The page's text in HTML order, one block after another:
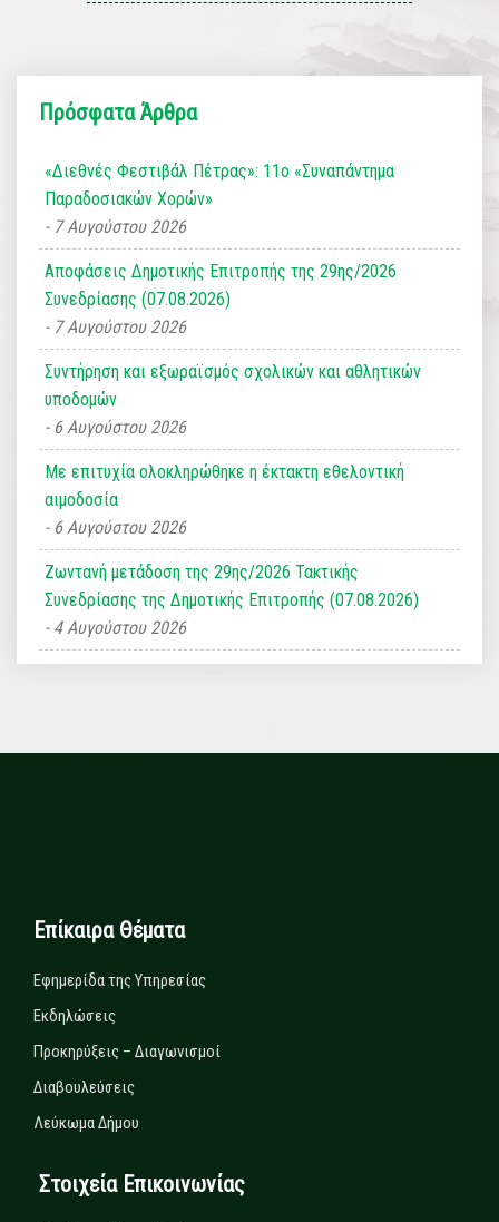
Πρόσφατα Άρθρα
«Διεθνές Φεστιβάλ Πέτρας»: 11ο «Συναπάντημα
Παραδοσιακών Χορών»
7 Αυγούστου 2026
Αποφάσεις Δημοτικής Επιτροπής της 29ης/2026
Συνεδρίασης (07.08.2026)
7 Αυγούστου 2026
Συντήρηση και εξωραϊσμός σχολικών και αθλητικών
υποδομών
6 Αυγούστου 2026
Με επιτυχία ολοκληρώθηκε η έκτακτη εθελοντική
αιμοδοσία
6 Αυγούστου 2026
Ζωντανή μετάδοση της 29ης/2026 Τακτικής
Συνεδρίασης της Δημοτικής Επιτροπής (07.08.2026)
4 Αυγούστου 2026
Επίκαιρα Θέματα
Εφημερίδα της Υπηρεσίας
Εκδηλώσεις
Προκηρύξεις – Διαγωνισμοί
Διαβουλεύσεις
Λεύκωμα Δήμου
Στοιχεία Επικοινωνίας